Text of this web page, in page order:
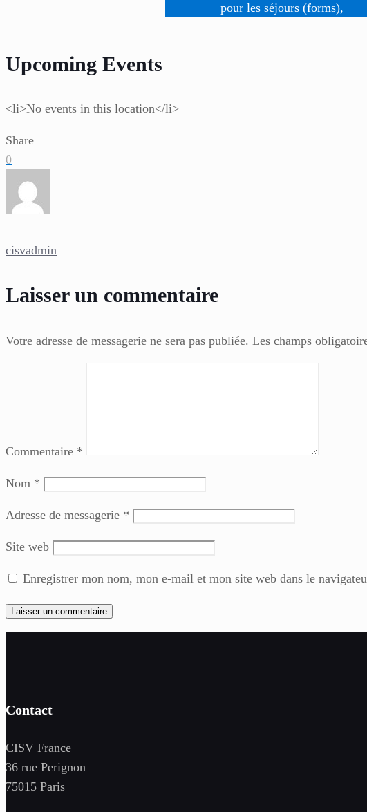
pour les séjours (forms),
Upcoming Events
<li>No events in this location</li>
Share
0
cisvadmin
Laisser un commentaire
Votre adresse de messagerie ne sera pas publiée. Les champs
Commentaire *
Nom *
Adresse de messagerie *
Site web
Enregistrer mon nom, mon e-mail et mon site web dans le
Contact
CISV France
36 rue Perignon
75015 Paris